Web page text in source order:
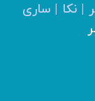
| نکا | ساری